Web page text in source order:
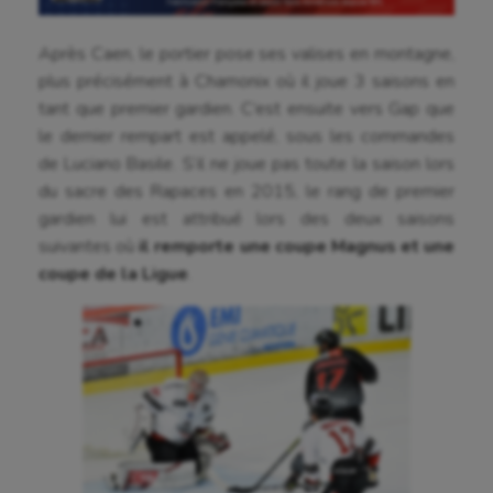
Aviron
Ballon au poing
Baseball
Billard
Boules lyonnaises
Canoë-kayak
Cerf Volant
Cheerleading
Course à pied
Crossfit
Après Caen, le portier pose ses valises en montagne,
plus précisément à Chamonix où il joue 3 saisons en
tant que premier gardien. C’est ensuite vers Gap que
le dernier rempart est appelé, sous les commandes
de Luciano Basile. S’il ne joue pas toute la saison lors
du sacre des Rapaces en 2015, le rang de premier
gardien lui est attribué lors des deux saisons
suivantes oùil remporte une coupe Magnus et une
coupe de la Ligue